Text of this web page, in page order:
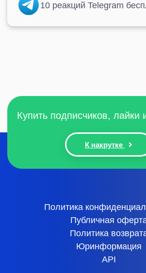
10 реакций Telegram
Купить подписчиков, лайки
К накрутке
Политика
Публичная
Политика
Юринформация
API